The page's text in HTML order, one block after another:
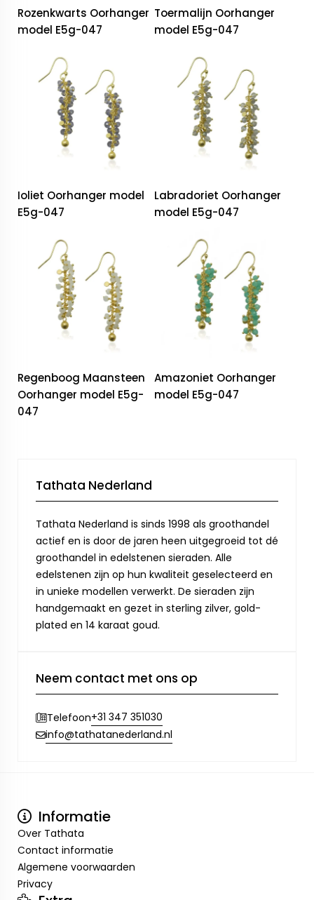
Rozenkwarts Oorhanger
model E5g-047
Toermalijn Oorhanger
model E5g-047
Ioliet Oorhanger model
E5g-047
Labradoriet Oorhanger
model E5g-047
Regenboog Maansteen
Oorhanger model E5g-
047
Amazoniet Oorhanger
model E5g-047
Tathata Nederland
Tathata Nederland is sinds 1998 als groothandel
actief en is door de jaren heen uitgegroeid tot dé
groothandel in edelstenen sieraden. Alle
edelstenen zijn op hun kwaliteit geselecteerd en
in unieke modellen verwerkt. De sieraden zijn
handgemaakt en gezet in sterling zilver, gold-
plated en 14 karaat goud.
Neem contact met ons op
Telefoon+31 347 351030
info@tathatanederland.nl
Informatie
Over Tathata
Contact informatie
Algemene voorwaarden
Privacy